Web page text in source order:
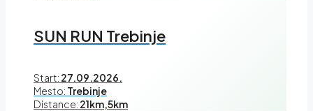
SUN RUN Trebinje
Start: 27.09.2026.
Mesto: Trebinje
Distance: 21km,5km